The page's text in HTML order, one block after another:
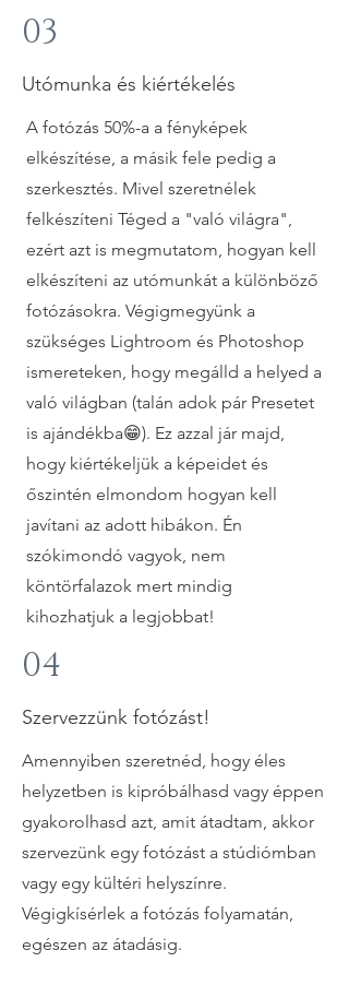
03
Utómunka és kiértékelés
A fotózás 50%-a a fényképek
elkészítése, a másik fele pedig a
szerkesztés. Mivel szeretnélek
felkészíteni Téged a "való világra",
ezért azt is megmutatom, hogyan kell
elkészíteni az utómunkát a különböző
fotózásokra. Végigmegyünk a
szükséges Lightroom és Photoshop
ismereteken, hogy megálld a helyed a
való világban (talán adok pár Presetet
is ajándékba😁). Ez azzal jár majd,
hogy kiértékeljük a képeidet és
őszintén elmondom hogyan kell
javítani az adott hibákon. Én
szókimondó vagyok, nem
köntörfalazok mert mindig
kihozhatjuk a legjobbat!
04
Szervezzünk fotózást!
Amennyiben szeretnéd, hogy éles
helyzetben is kipróbálhasd vagy éppen
gyakorolhasd azt, amit átadtam, akkor
szervezünk egy fotózást a stúdiómban
vagy egy kültéri helyszínre.
Végigkísérlek a fotózás folyamatán,
egészen az átadásig.